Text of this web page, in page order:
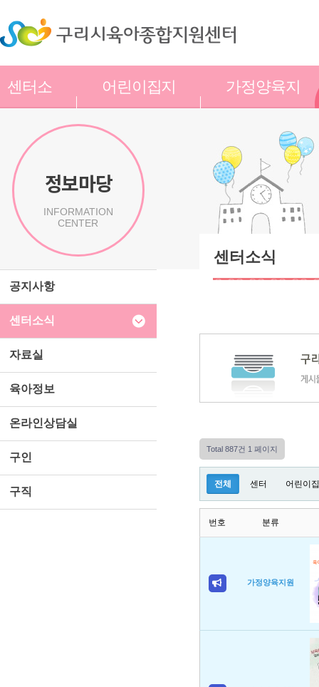
센터소
어린이집지
가정양육지
정보마당
INFORMATION
CENTER
공지사항
센터소식
자료실
육아정보
온라인상담실
구인
구직
센터소식
Total 887건 1 페이지
전체 센터 어린이
번호 분류
가정양육지원